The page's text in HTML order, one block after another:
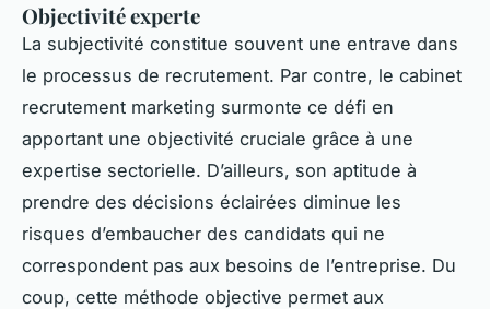
Objectivité experte
La subjectivité constitue souvent une entrave dans
le processus de recrutement. Par contre, le cabinet
recrutement marketing surmonte ce défi en
apportant une objectivité cruciale grâce à une
expertise sectorielle. D’ailleurs, son aptitude à
prendre des décisions éclairées diminue les
risques d’embaucher des candidats qui ne
correspondent pas aux besoins de l’entreprise. Du
coup, cette méthode objective permet aux